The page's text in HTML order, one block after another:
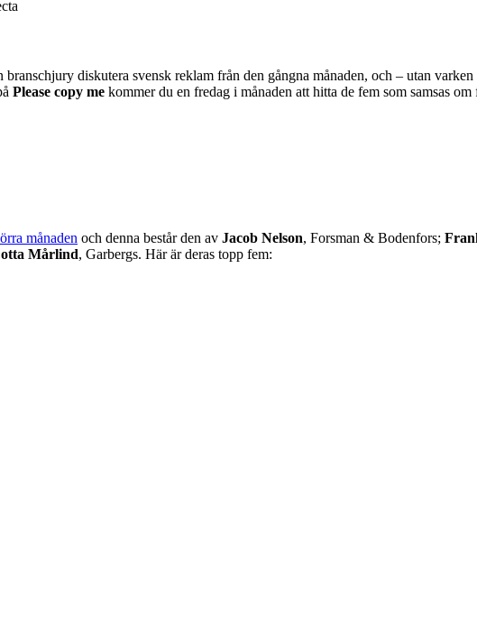
branschjury diskutera svensk reklam från den gångna månaden, och – utan
Please copy me kommer du en fredag i månaden att hitta de fem som samsas om
månaden och denna består den av Jacob Nelson, Forsman & Bodenfors;
Mårlind, Garbergs. Här är deras topp fem: